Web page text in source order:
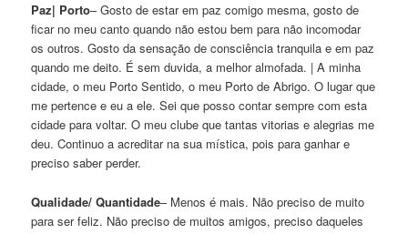
Paz| Porto– Gosto de estar em paz comigo mesma, gosto de
ficar no meu canto quando não estou bem para não incomodar
os outros. Gosto da sensação de consciência tranquila e em paz
quando me deito. É sem duvida, a melhor almofada. | A minha
cidade, o meu Porto Sentido, o meu Porto de Abrigo. O lugar que
me pertence e eu a ele. Sei que posso contar sempre com esta
cidade para voltar. O meu clube que tantas vitorias e alegrias me
deu. Continuo a acreditar na sua mística, pois para ganhar e
preciso saber perder.
Qualidade/ Quantidade– Menos é mais. Não preciso de muito
para ser feliz. Não preciso de muitos amigos, preciso daqueles